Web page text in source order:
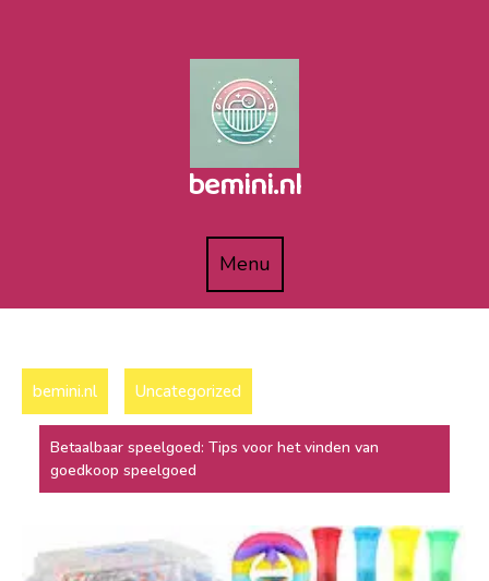
bemini.nl
MenuMenu
bemini.nl Uncategorized
Betaalbaar speelgoed: Tips voor het vinden van
goedkoop speelgoed